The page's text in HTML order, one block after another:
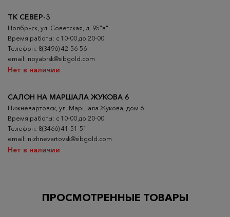
ТК СЕВЕР-3
Ноябрьск, ул. Советская, д. 95"в"
Время работы: с 10-00 до 20-00
Телефон: 8(3496) 42-56-56
email: noyabrsk@sibgold.com
Нет в наличии
САЛОН НА МАРШАЛА ЖУКОВА 6
Нижневартовск, ул. Маршала Жукова, дом 6
Время работы: с 10-00 до 20-00
Телефон: 8(3466) 41-51-51
email: nizhnevartovsk@sibgold.com
Нет в наличии
ПРОСМОТРЕННЫЕ ТОВАРЫ